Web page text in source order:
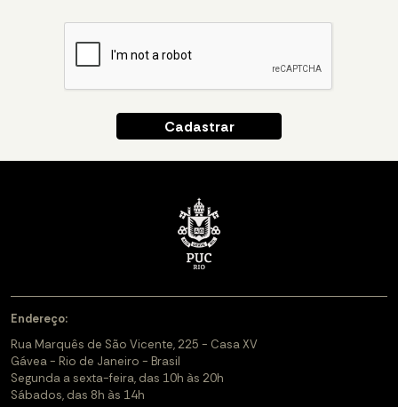
Endereço:
Rua Marquês de São Vicente, 225 - Casa XV
Gávea - Rio de Janeiro - Brasil
Segunda a sexta-feira, das 10h às 20h
Sábados, das 8h às 14h